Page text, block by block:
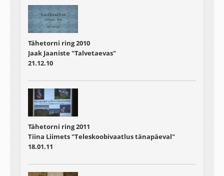
Tähetorni ring 2010
Jaak Jaaniste "Talvetaevas"
21.12.10
Tähetorni ring 2011
Tiina Liimets "Teleskoobivaatlus tänapäeval"
18.01.11